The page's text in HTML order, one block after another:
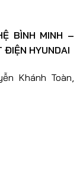
BÌNH MINH –
ĐIỆN HYUNDAI
Khánh Toàn,